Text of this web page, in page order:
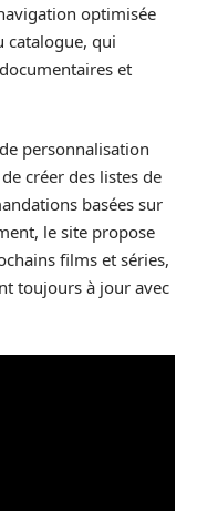
optimisée
catalogue, qui
et
personnalisation
créer des listes de
basées sur
le site propose
films et séries,
toujours à jour avec